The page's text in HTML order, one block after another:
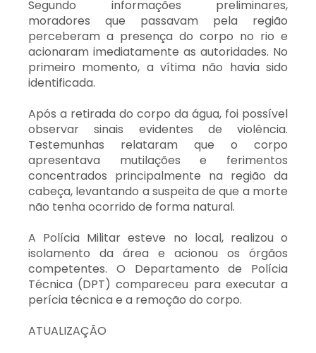
Segundo informações preliminares,
moradores que passavam pela região
perceberam a presença do corpo no rio e
acionaram imediatamente as autoridades. No
primeiro momento, a vítima não havia sido
identificada.
Após a retirada do corpo da água, foi possível
observar sinais evidentes de violência.
Testemunhas relataram que o corpo
apresentava mutilações e ferimentos
concentrados principalmente na região da
cabeça, levantando a suspeita de que a morte
não tenha ocorrido de forma natural.
A Polícia Militar esteve no local, realizou o
isolamento da área e acionou os órgãos
competentes. O Departamento de Polícia
Técnica (DPT) compareceu para executar a
perícia técnica e a remoção do corpo.
ATUALIZAÇÃO